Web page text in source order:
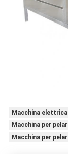
Macchina
Macchina per
Macchina per